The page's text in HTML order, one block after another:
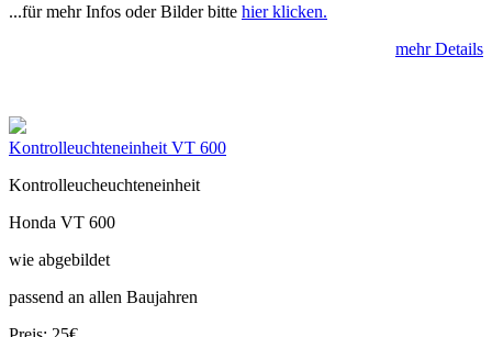
...für mehr Infos oder Bilder bitte hier klicken.
mehr Details
Kontrolleuchteneinheit VT 600
Kontrolleucheuchteneinheit
Honda VT 600
wie abgebildet
passend an allen Baujahren